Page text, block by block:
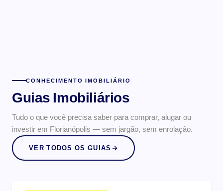
CONHECIMENTO IMOBILIÁRIO
Guias Imobiliários
Tudo o que você precisa saber para comprar, alugar ou
investir em Florianópolis — sem jargão, sem enrolação.
VER TODOS OS GUIAS